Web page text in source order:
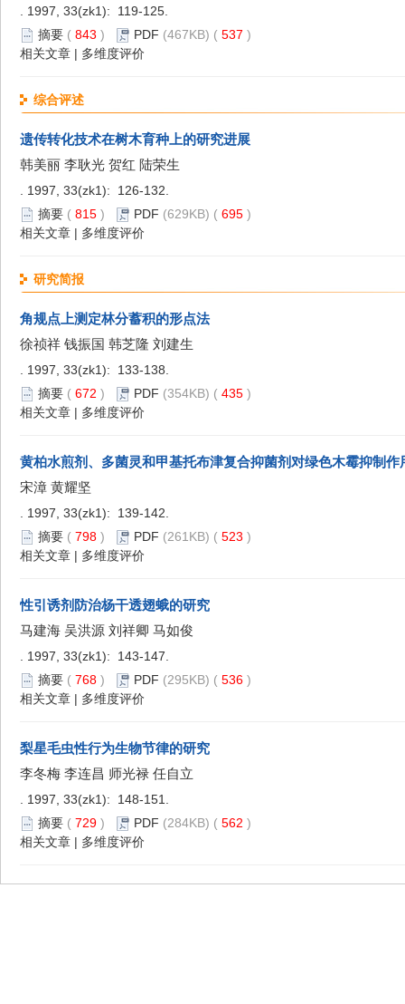
. 1997, 33(zk1): 119-125.
摘要 ( 843 ) PDF (467KB) ( 537 )
相关文章 | 多维度评价
综合评述
遗传转化技术在树木育种上的研究进展
韩美丽 李耿光 贺红 陆荣生
. 1997, 33(zk1): 126-132.
摘要 ( 815 ) PDF (629KB) ( 695 )
相关文章 | 多维度评价
研究简报
角规点上测定林分蓄积的形点法
徐祯祥 钱振国 韩芝隆 刘建生
. 1997, 33(zk1): 133-138.
摘要 ( 672 ) PDF (354KB) ( 435 )
相关文章 | 多维度评价
黄柏水煎剂、多菌灵和甲基托布津复合抑菌剂对绿色木霉抑制作
宋漳 黄耀坚
. 1997, 33(zk1): 139-142.
摘要 ( 798 ) PDF (261KB) ( 523 )
相关文章 | 多维度评价
性引诱剂防治杨干透翅蛾的研究
马建海 吴洪源 刘祥卿 马如俊
. 1997, 33(zk1): 143-147.
摘要 ( 768 ) PDF (295KB) ( 536 )
相关文章 | 多维度评价
梨星毛虫性行为生物节律的研究
李冬梅 李连昌 师光禄 任自立
. 1997, 33(zk1): 148-151.
摘要 ( 729 ) PDF (284KB) ( 562 )
相关文章 | 多维度评价